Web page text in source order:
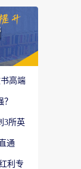
高端
3所英
通
利专